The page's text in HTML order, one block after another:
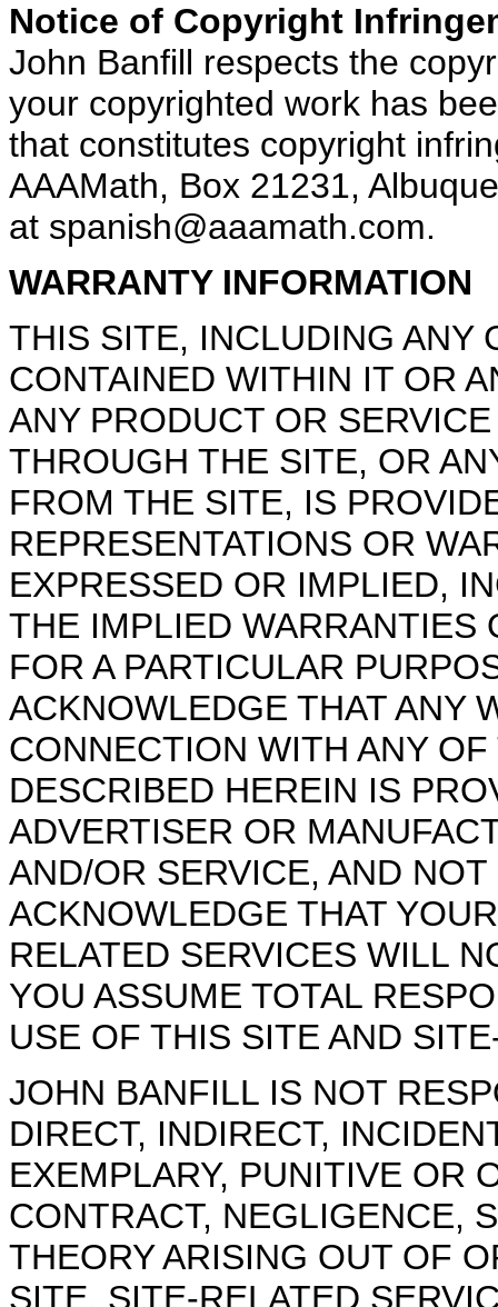
Notice of Copyright
John Banfill respects the
your copyrighted work has
that constitutes copyright
AAAMath, Box 21231,
at spanish@aaamath.com.
WARRANTY INFORMATION
THIS SITE, INCLUDING ANY
CONTAINED WITHIN IT OR
ANY PRODUCT OR
THROUGH THE SITE, OR
FROM THE SITE, IS
REPRESENTATIONS OR
EXPRESSED OR IMPLIED,
THE IMPLIED WARRANTIES
FOR A PARTICULAR
ACKNOWLEDGE THAT ANY
CONNECTION WITH ANY
DESCRIBED HEREIN IS
ADVERTISER OR
AND/OR SERVICE, AND
ACKNOWLEDGE THAT
RELATED SERVICES WILL
YOU ASSUME TOTAL
USE OF THIS SITE AND
JOHN BANFILL IS NOT
DIRECT, INDIRECT,
EXEMPLARY, PUNITIVE OR
CONTRACT, NEGLIGENCE,
THEORY ARISING OUT OF
SITE, SITE-RELATED